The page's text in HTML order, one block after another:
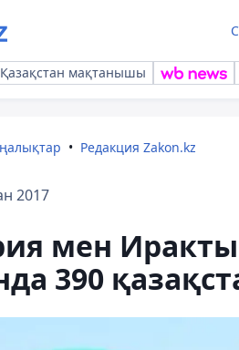
мақтанышы
Редакция Zakon.kz
2017
мен
390